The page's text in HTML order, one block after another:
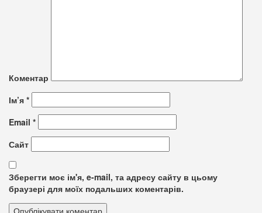
Коментар
Ім’я *
Email *
Сайт
Зберегти моє ім'я, e-mail, та адресу сайту в цьому
браузері для моїх подальших коментарів.